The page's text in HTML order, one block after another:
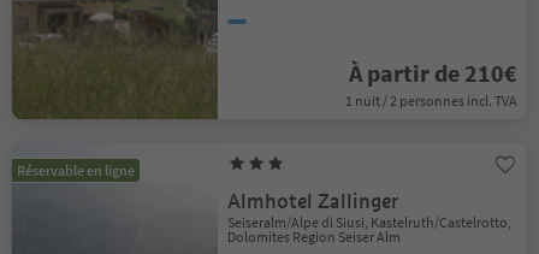
À partir de 210€
1 nuit / 2 personnes incl. TVA
Réservable en ligne
Almhotel Zallinger
Seiseralm/Alpe di Siusi, Kastelruth/Castelrotto,
Dolomites Region Seiser Alm